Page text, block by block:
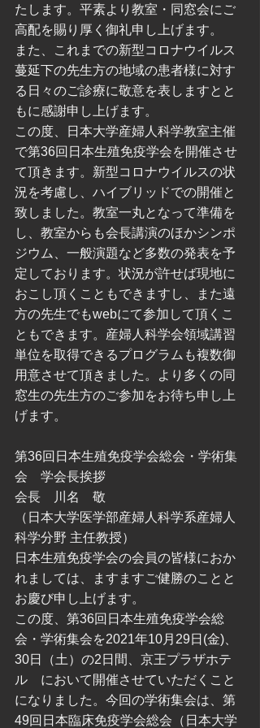
たします。平素より教室・同窓会にご
高配を賜り厚く御礼申し上げます。
また、これまでの新型コロナウイルス
蔓延下の先生方の地域の患者様に対す
る日々のご診療に敬意を表しますとと
もに感謝申し上げます。
この度、日本大学産婦人科学教室主催
で第36回日本生殖免疫学会を開催させ
て頂きます。新型コロナウイルスの状
況を考慮し、ハイブリッドでの開催と
致しました。教室一丸となって準備を
し、教室からも会長講演のほかシンポ
ジウム、一般演題など多数の発表を予
定しております。状況が許せば現地に
おこし頂くこともできますし、また遠
方の先生でもwebにて参加して頂くこ
ともできます。産婦人科学会領域講習
単位を取得できるプログラムも複数御
用意させて頂きました。より多くの同
窓生の先生方のご参加をお待ち申し上
げます。
第36回日本生殖免疫学会総会・学術集
会　学会長挨拶
会長　川名　敬
（日本大学医学部産婦人科学系産婦人
科学分野 主任教授）
日本生殖免疫学会の会員の皆様におか
れましては、ますますご健勝のことと
お慶び申し上げます。
この度、第36回日本生殖免疫学会総
会・学術集会を2021年10月29日(金)、
30日（土）の2日間、京王プラザホテ
ル　において開催させていただくこと
になりました。今回の学術集会は、第
49回日本臨床免疫学会総会（日本大学